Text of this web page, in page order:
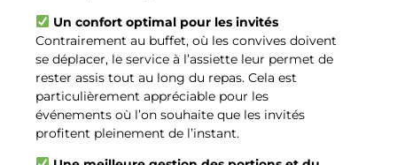
Un confort optimal pour les invités
Contrairement au buffet, où les convives doivent
se déplacer, le service à l’assiette leur permet de
rester assis tout au long du repas. Cela est
particulièrement appréciable pour les
événements où l’on souhaite que les invités
profitent pleinement de l’instant.